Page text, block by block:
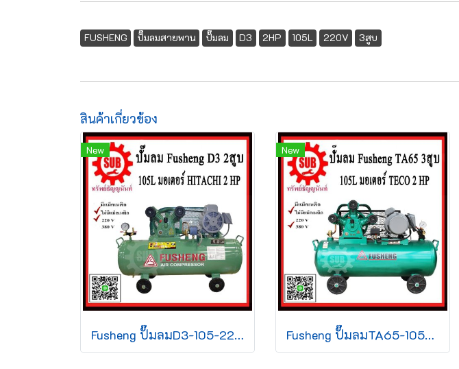
FUSHENG ปั๊มลมสายพาน ปั๊มลม D3 2HP 105L 220V 3สูบ
สินค้าเกี่ยวข้อง
New
Fusheng ปั๊มลมD3-105-220 +มอเตอร์ 2 HP 105L 2สูบ 220V ประกัน1ปี
New
Fusheng ปั๊มลมTA65-105-380 +มอเตอร์ 2 HP 105L 3สูบ 380V ประกัน1ปี